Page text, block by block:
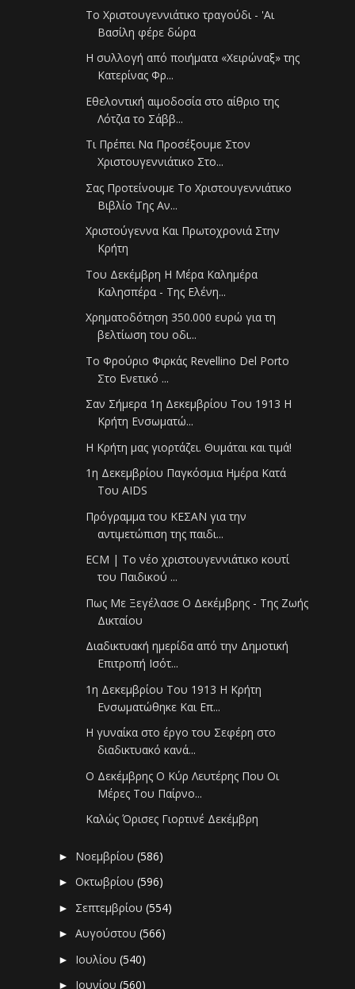
Το Χριστουγεννιάτικο τραγούδι - 'Αι
Βασίλη φέρε δώρα
Η συλλογή από ποιήματα «Χειρώναξ» της
Κατερίνας Φρ...
Εθελοντική αιμοδοσία στο αίθριο της
Λότζια το Σάββ...
Τι Πρέπει Να Προσέξουμε Στον
Χριστουγεννιάτικο Στο...
Σας Προτείνουμε Το Χριστουγεννιάτικο
Βιβλίο Της Αν...
Χριστούγεννα Και Πρωτοχρονιά Στην
Κρήτη
Του Δεκέμβρη Η Μέρα Καλημέρα
Καλησπέρα - Της Ελένη...
Χρηματοδότηση 350.000 ευρώ για τη
βελτίωση του οδι...
Το Φρούριο Φιρκάς Revellino Del Porto
Στο Ενετικό ...
Σαν Σήμερα 1η Δεκεμβρίου Του 1913 Η
Κρήτη Ενσωματώ...
Η Κρήτη μας γιορτάζει. Θυμάται και τιμά!
1η Δεκεμβρίου Παγκόσμια Ημέρα Κατά
Του AIDS
Πρόγραμμα του ΚΕΣΑΝ για την
αντιμετώπιση της παιδι...
ECM | Το νέο χριστουγεννιάτικο κουτί
του Παιδικού ...
Πως Με Ξεγέλασε Ο Δεκέμβρης - Της Ζωής
Δικταίου
Διαδικτυακή ημερίδα από την Δημοτική
Επιτροπή Ισότ...
1η Δεκεμβρίου Του 1913 Η Κρήτη
Ενσωματώθηκε Και Επ...
Η γυναίκα στο έργο του Σεφέρη στο
διαδικτυακό κανά...
Ο Δεκέμβρης Ο Κύρ Λευτέρης Που Οι
Μέρες Του Παίρνο...
Καλώς Όρισες Γιορτινέ Δεκέμβρη
► Νοεμβρίου(586)
►Οκτωβρίου(596)
► Σεπτεμβρίου(554)
►Αυγούστου(566)
► Ιουλίου(540)
► Ιουνίου(560)